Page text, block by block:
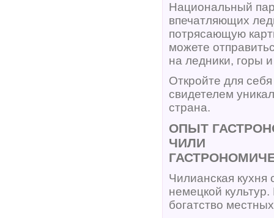
Национальный
впечатляющих
потрясающую
можете
на ледники, горы
Откройте для
свидетелем
страна.
ОПЫТ
ЧИЛИ
Чилианская кухня
немецкой
богатство